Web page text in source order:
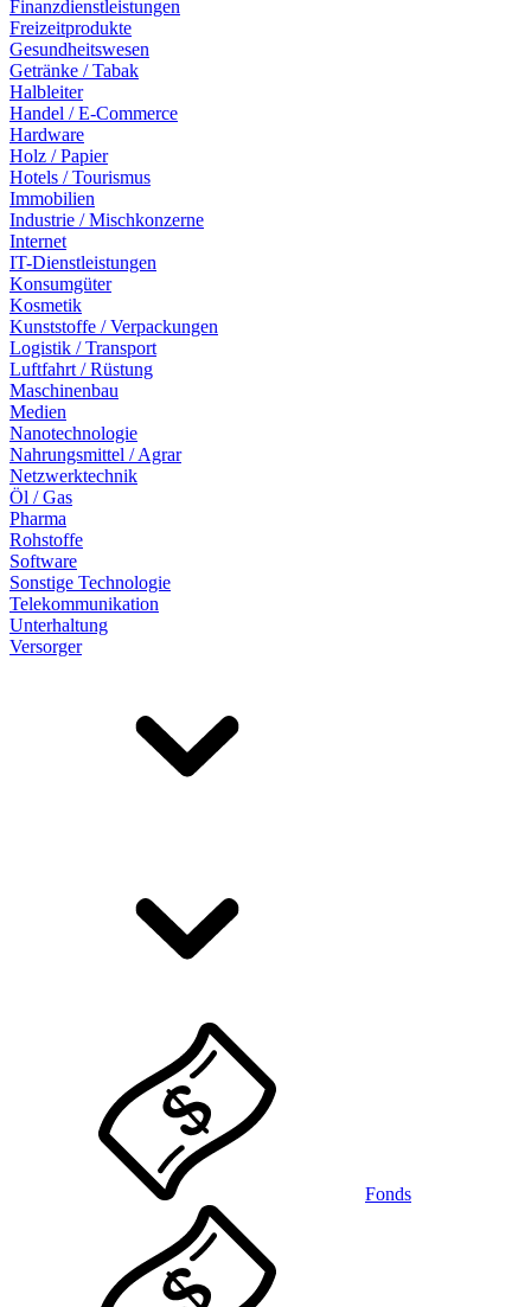
Finanzdienstleistungen
Freizeitprodukte
Gesundheitswesen
Getränke / Tabak
Halbleiter
Handel / E-Commerce
Hardware
Holz / Papier
Hotels / Tourismus
Immobilien
Industrie / Mischkonzerne
Internet
IT-Dienstleistungen
Konsumgüter
Kosmetik
Kunststoffe / Verpackungen
Logistik / Transport
Luftfahrt / Rüstung
Maschinenbau
Medien
Nanotechnologie
Nahrungsmittel / Agrar
Netzwerktechnik
Öl / Gas
Pharma
Rohstoffe
Software
Sonstige Technologie
Telekommunikation
Unterhaltung
Versorger
Fonds